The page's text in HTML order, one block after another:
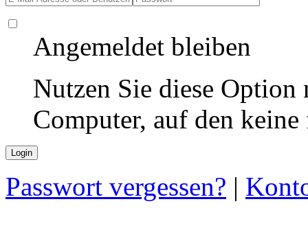
Angemeldet bleiben
Nutzen Sie diese
Computer, auf den
Passwort vergessen? |